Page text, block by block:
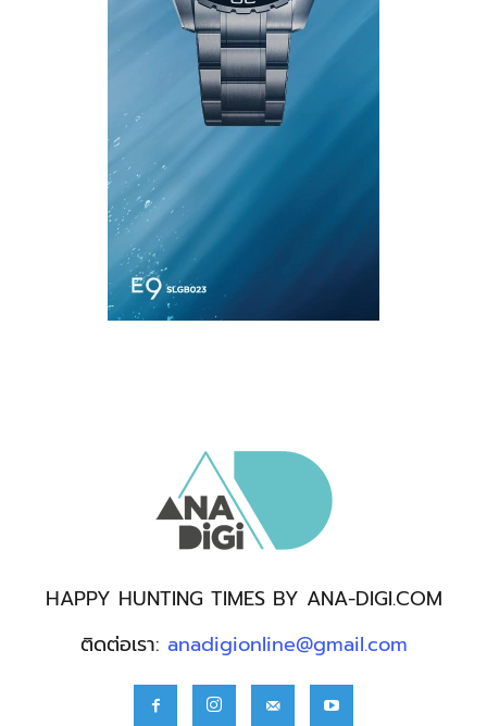
HAPPY HUNTING TIMES BY ANA-DIGI.COM
ติดต่อเรา: anadigionline@gmail.com